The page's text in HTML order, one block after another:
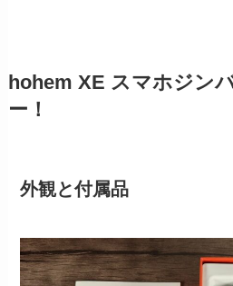
hohem XE スマホジン
ー！
外観と付属品